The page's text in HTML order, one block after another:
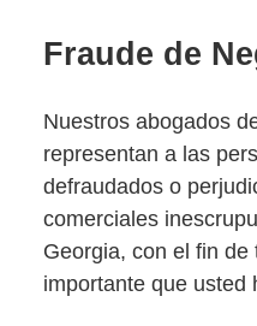
Fraude de
Nuestros abogados
representan a las
defraudados o
comerciales
Georgia, con el fin
importante que usted